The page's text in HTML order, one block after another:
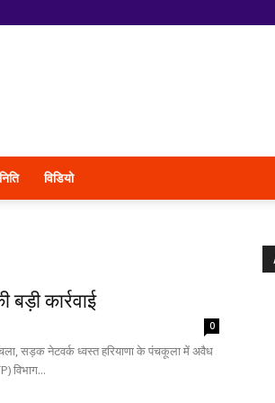
विडियो
कार्रवाई
0
चला, सड़क नेटवर्क ध्वस्त हरियाणा के पंचकूला में अवैध
विभाग...